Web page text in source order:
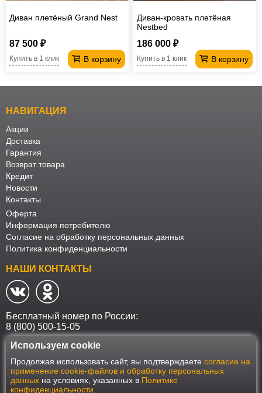
Диван плетёный Grand Nest
87 500 ₽
В корзину
Купить в 1 клик
Диван-кровать плетёная
Nestbed
186 000 ₽
В корзину
Купить в 1 клик
НАВИГАЦИЯ
Акции
Доставка
Гарантия
Возврат товара
Кредит
Новости
Контакты
Оферта
Информация потребителю
Согласие на обработку персональных данных
Политика конфиденциальности
НАШИ КОНТАКТЫ
Бесплатный номер по России:
8 (800) 500-15-05
Наш интернет-магазин работает в соответствии с требованиями
Федерального закона от 27 июля 2006 года №152-ФЗ "О персональных
данных". Оформить заказ на сайте Мебеласка возможно только при
наличии согласия на обработку Ваших персональных данных. Для
улучшения работы сайта и его взаимодействия с пользователями мы
Используем cookie
Продолжая использовать сайт, вы подтверждаете согласие на
применение cookie-файлов и обработку персональных
данных на условиях, указанных в Политике
конфиденциальности